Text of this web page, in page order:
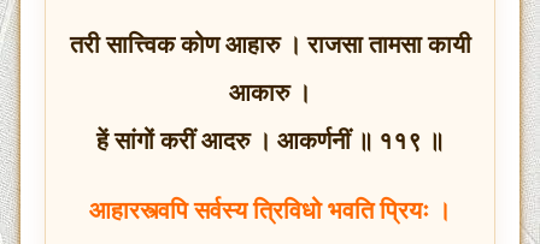
तरी सात्त्विक कोण आहारु । राजसा तामसा कायी
आकारु ।
हें सांगों करीं आदरु । आकर्णनीं ॥ ११९ ॥
आहारस्त्वपि सर्वस्य त्रिविधो भवति प्रियः ।